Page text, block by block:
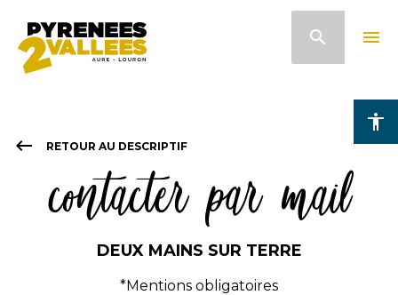
contenu
accessibility
search menu
keyboard_backspace RETOUR AU DESCRIPTIF
contacter par mail
DEUX MAINS SUR TERRE
*Mentions obligatoires